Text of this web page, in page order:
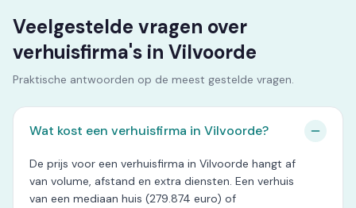
Veelgestelde vragen over
verhuisfirma's in Vilvoorde
Praktische antwoorden op de meest gestelde vragen.
Wat kost een verhuisfirma in Vilvoorde?
De prijs voor een verhuisfirma in Vilvoorde hangt af
van volume, afstand en extra diensten. Een verhuis
van een mediaan huis (279.874 euro) of